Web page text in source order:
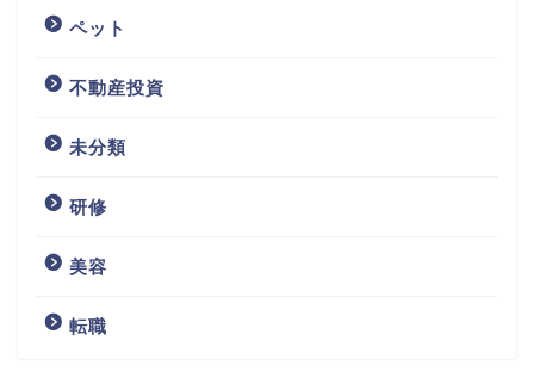
ペット
不動産投資
未分類
研修
美容
転職